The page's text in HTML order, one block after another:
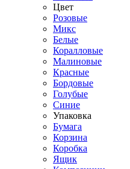
Цвет
Розовые
Микс
Белые
Коралловые
Малиновые
Красные
Бордовые
Голубые
Синие
Упаковка
Бумага
Корзина
Коробка
Ящик